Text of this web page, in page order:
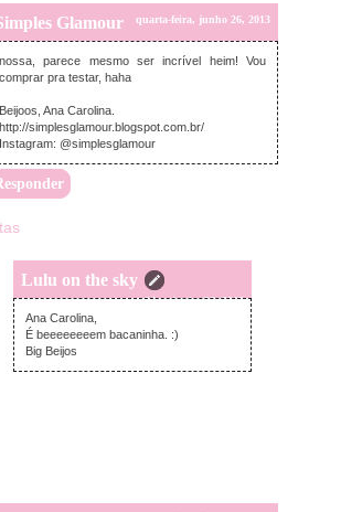
Glamour quarta-feira, junho 26, 2013
nossa, parece mesmo ser incrível heim! Vou
comprar pra testar, haha
Beijoos, Ana Carolina.
http://simplesglamour.blogspot.com.br/
Instagram: @simplesglamour
Lulu on the sky
quarta-feira, junho 26, 2013
Ana Carolina,
É beeeeeeeem bacaninha. :)
Big Beijos